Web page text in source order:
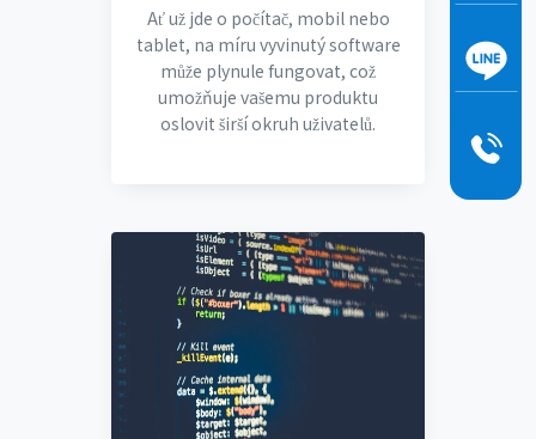
Ať už jde o počítač, mobil nebo
tablet, na míru vyvinutý software
může plynule fungovat, což
umožňuje vašemu produktu
oslovit širší okruh uživatelů.